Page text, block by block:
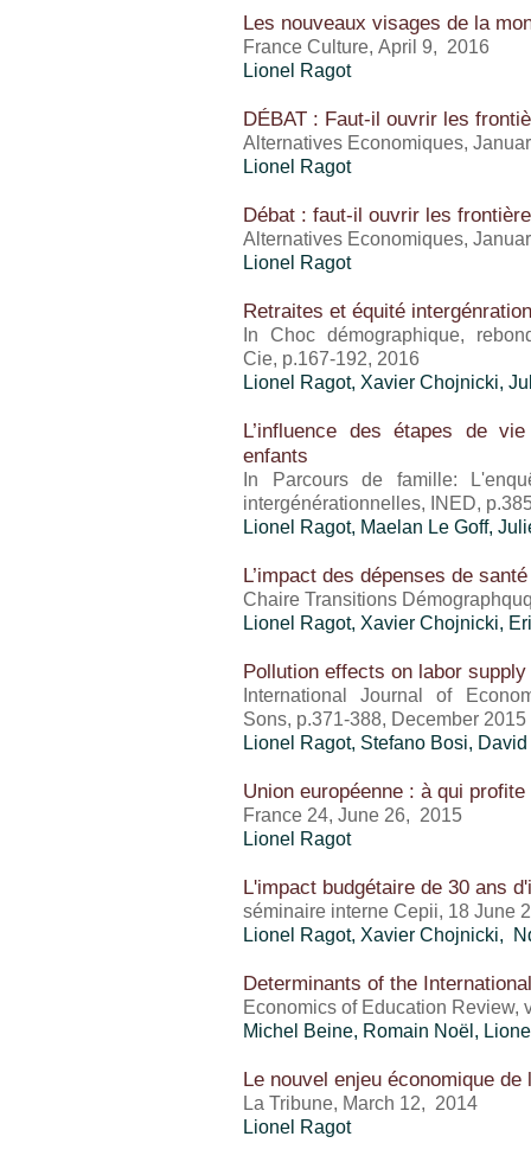
Les nouveaux visages de la
France Culture, April 9, 2016
Lionel Ragot
DÉBAT : Faut-il ouvrir les
Alternatives Economiques,
Lionel Ragot
Débat : faut-il ouvrir les
Alternatives Economiques,
Lionel Ragot
Retraites et équité
In Choc démographique,
Cie, p.167-192, 2016
Lionel Ragot, Xavier Chojnicki,
L’influence des étapes de
enfants
In Parcours de famille:
intergénérationnelles, INED,
Lionel Ragot, Maelan Le Goff,
L’impact des dépenses de
Chaire Transitions
Lionel Ragot, Xavier Chojnicki,
Pollution effects on labor
International Journal of
Sons, p.371-388, December 2015
Lionel Ragot, Stefano Bosi,
Union européenne : à qui
France 24, June 26, 2015
Lionel Ragot
L'impact budgétaire de 30 ans
séminaire interne Cepii, 18 June
Lionel Ragot, Xavier Chojnicki,
Determinants of the
Economics of Education Review,
Michel Beine, Romain Noël,
Le nouvel enjeu économique
La Tribune, March 12, 2014
Lionel Ragot